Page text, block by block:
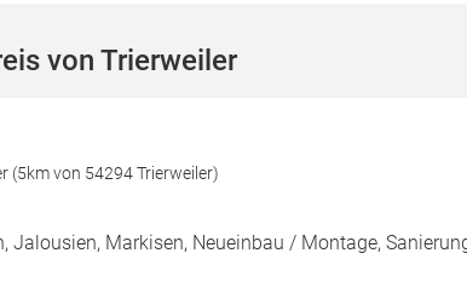
von Trierweiler
(5km von 54294 Trierweiler)
Jalousien, Markisen, Neueinbau / Montage,